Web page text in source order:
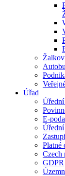
Úřad
Úřední
E-
Platné
Czech
GDPR